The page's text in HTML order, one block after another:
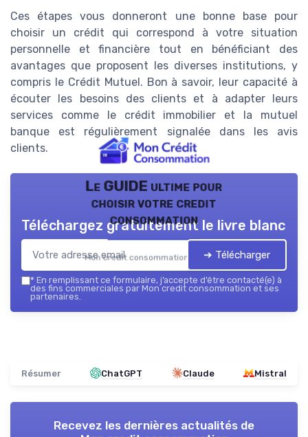
Ces étapes vous donneront une bonne base pour
choisir un crédit qui correspond à votre situation
personnelle et financière tout en bénéficiant des
avantages que proposent les diverses institutions, y
compris le Crédit Mutuel. Bon à savoir, leur capacité à
écouter les besoins des clients et à adapter leurs
services comme le crédit immobilier et la mutuel
banque est régulièrement signalée dans les avis
clients.
Le GUIDE ultime pour
choisir votre credit
consommation
Mon credit consommation — 2026
Téléchargez gratuitement le livre blanc
➔ Télécharger
* En remplissant ce formulaire, j’accepte d’être contacté(e) à
des fins commerciales par Mon credit consommation et ses
partenaires.
Résumer ChatGPT Claude Mistral
Recevez les dernières actualités de